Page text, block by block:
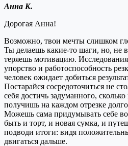
Анна К.
Дорогая Анна!
Возможно, твои мечты слишком
Ты делаешь какие-то шаги, но, не
теряешь мотивацию.
упорство и работоспособность
человек ожидает добиться
Постарайся сосредоточиться не
себя достичь задуманного,
получишь на каждом отрезке
Можешь сама придумывать себе
быть и торт, и новая сумка, и
подводи итоги: видя
двигаться дальше.